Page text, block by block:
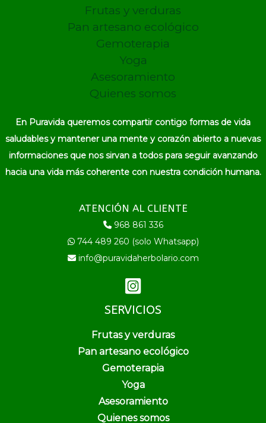
Frutas y verduras
Pan artesano ecológico
Gemoterapia
Yoga
Asesoramiento
Quienes somos
En Puravida queremos compartir contigo formas de vida
saludables y mantener una mente y corazón abierto a nuevas
informaciones que nos sirvan a todos para seguir avanzando
hacia una vida más coherente con nuestra condición humana.
ATENCIÓN AL CLIENTE
968 861 336
744 489 260 (solo Whatsapp)
info@puravidaherbolario.com
SERVICIOS
Frutas y verduras
Pan artesano ecológico
Gemoterapia
Yoga
Asesoramiento
Quienes somos